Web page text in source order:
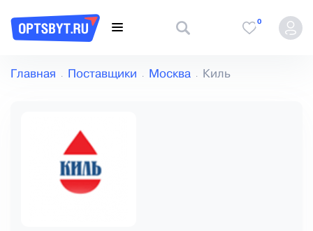
0
Главная Поставщики Москва Киль